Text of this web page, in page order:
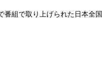
番組で取り上げられた日本全国